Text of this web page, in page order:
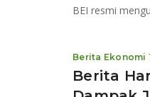
Berita
Berita Ekonomi